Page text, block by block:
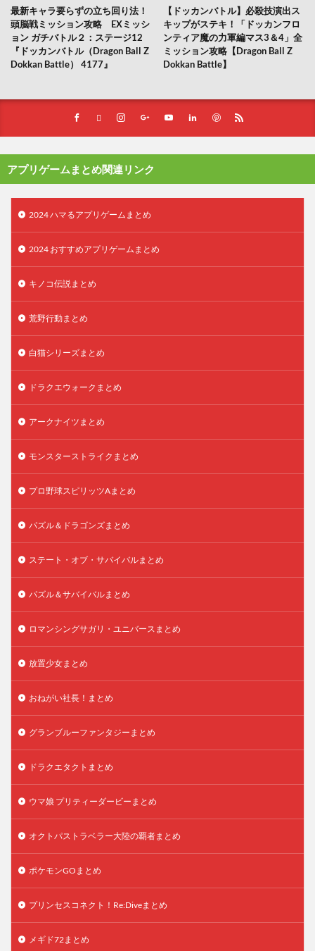
最新キャラ要らずの立ち回り法！
頭脳戦ミッション攻略 EXミッシ
ョン ガチバトル２：ステージ12
『ドッカンバトル（Dragon Ball Z
Dokkan Battle） 4177』
【ドッカンバトル】必殺技演出ス
キップがステキ！「ドッカンフロ
ンティア魔の力軍編マス3＆4」全
ミッション攻略【Dragon Ball Z
Dokkan Battle】
アプリゲームまとめ関連リンク
2024 ハマるアプリゲームまとめ
2024 おすすめアプリゲームまとめ
キノコ伝説まとめ
荒野行動まとめ
白猫シリーズまとめ
ドラクエウォークまとめ
アークナイツまとめ
モンスターストライクまとめ
プロ野球スピリッツAまとめ
パズル＆ドラゴンズまとめ
ステート・オブ・サバイバルまとめ
パズル＆サバイバルまとめ
ロマンシングサガリ・ユニバースまとめ
放置少女まとめ
おねがい社長！まとめ
グランブルーファンタジーまとめ
ドラクエタクトまとめ
ウマ娘 プリティーダービーまとめ
オクトパストラベラー大陸の覇者まとめ
ポケモンGOまとめ
プリンセスコネクト！Re:Diveまとめ
メギド72まとめ